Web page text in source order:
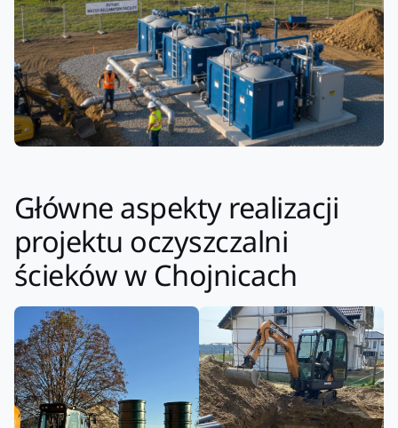
Główne aspekty realizacji
projektu oczyszczalni
ścieków w Chojnicach